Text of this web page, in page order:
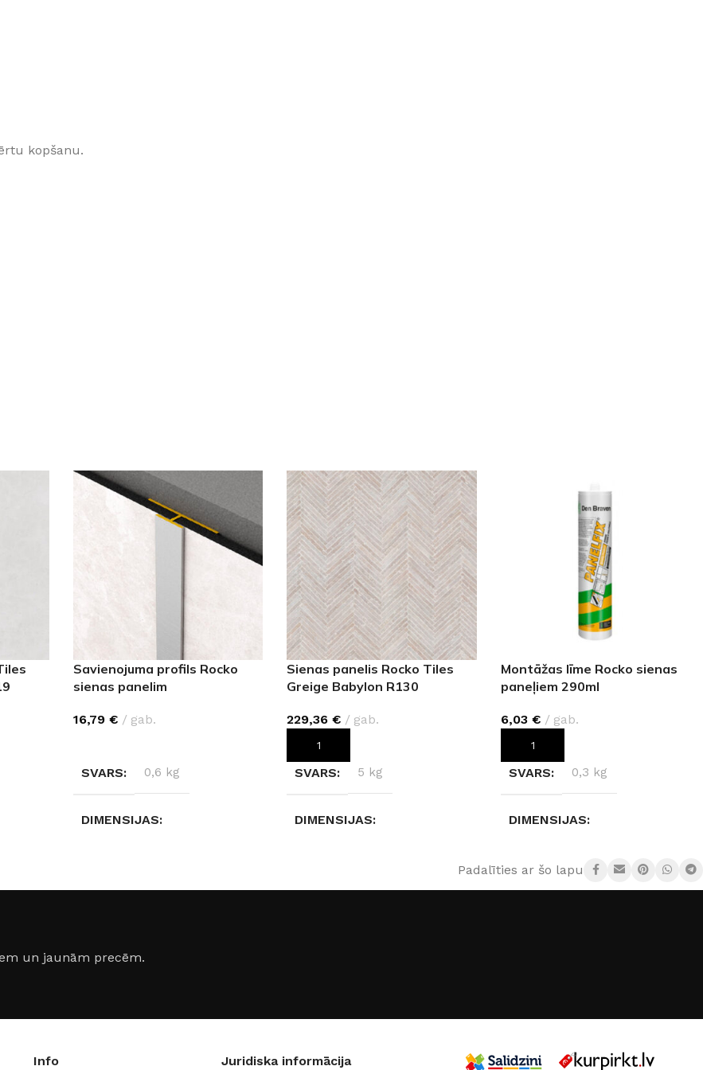
kopšanu.
Savienojuma profils Rocko
sienas panelim
16,79 € gab.
SVARS 0,6 kg
DIMENSIJAS
Sudrabs
Bronza
Sienas panelis Rocko Tiles
Greige Babylon R130
229,36€ gab.
PIEVIENOT GROZAM
SVARS 5 kg
DIMENSIJAS
Montāžas līme Rocko sienas
paneļiem 290ml
6,03€ gab.
PIEVIENOT GROZAM
SVARS 0,3 kg
DIMENSIJAS
13 × 4 × 4 cm
Padalīties ar šo lapu:
un jaunām precēm.
Info Juridiska informācija